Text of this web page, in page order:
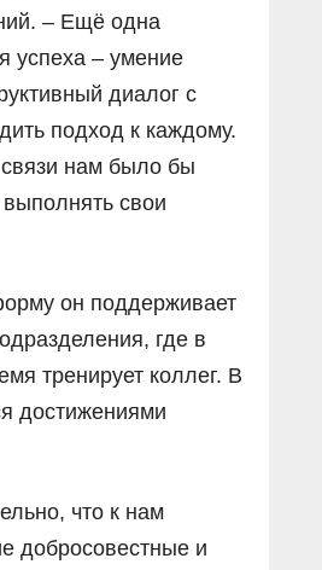
– Ещё одна
успеха – умение
диалог с
подход к каждому.
нам было бы
свои
он поддерживает
где в
тренирует коллег. В
достижениями
что к нам
добросовестные и